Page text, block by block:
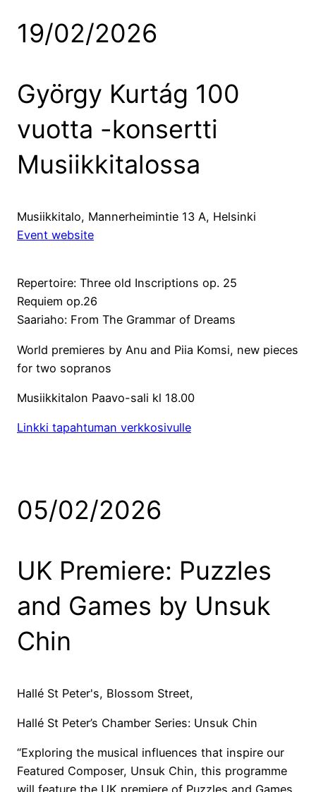
19/02/2026
György Kurtág 100
vuotta -konsertti
Musiikkitalossa
Musiikkitalo, Mannerheimintie 13 A, Helsinki
Event website
Repertoire: Three old Inscriptions op. 25
Requiem op.26
Saariaho: From The Grammar of Dreams
World premieres by Anu and Piia Komsi, new pieces
for two sopranos
Musiikkitalon Paavo-sali kl 18.00
Linkki tapahtuman verkkosivulle
05/02/2026
UK Premiere: Puzzles
and Games by Unsuk
Chin
Hallé St Peter's, Blossom Street,
Hallé St Peter’s Chamber Series: Unsuk Chin
“Exploring the musical influences that inspire our
Featured Composer, Unsuk Chin, this programme